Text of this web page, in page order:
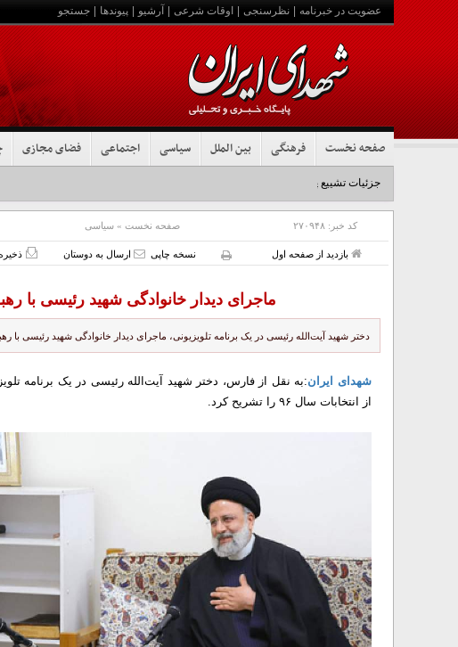
عضویت در خبرنامه نظرسنجی اوقات شرعی آرشیو پیوندها جستجو
صفحه نخست فرهنگی بین الملل سیاسی اجتماعی فضای مجازی
جزئیات تشییع پیکر مطهر رهبر شهید در نجف و کربلا
کد خبر: ۲۷۰۹۴۸ صفحه نخست »سیاسی
بازدید از صفحه اول نسخه چاپی ارسال به دوستان
ماجرای دیدار خانوادگی شهید رئیسی با
دختر شهید آیت‌الله رئیسی در یک برنامه تلویزیونی، ماجرای دیدار خانوادگی شهید رئیسی با رهبر شهید بعد
شهدای ایران:به نقل از فارس، دختر شهید آیت‌الله رئیسی در یک برنامه
از انتخابات سال ۹۶ را تشریح کرد.